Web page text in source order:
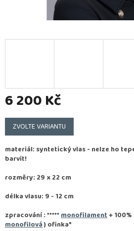
6 200 Kč
Měrná
cena:
ZVOLTE VARIANTU
materiál: syntetický vlas - nelze ho
barvit!
rozměry: 29 x 22 cm
délka vlasu: 9 - 12 cm
zpracování :*****monofilament+
monofilová) ofinka"